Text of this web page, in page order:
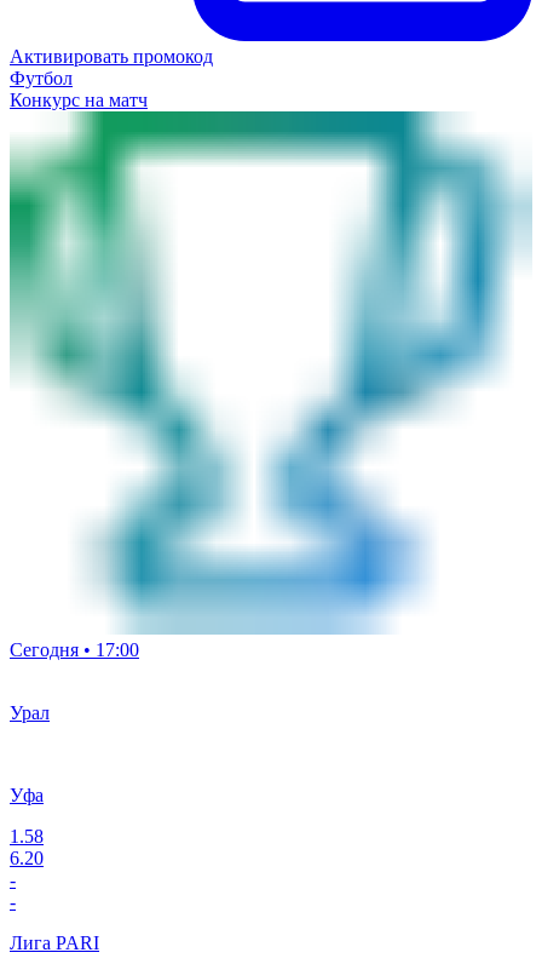
Активировать промокод
Футбол
Конкурс на матч
Сегодня • 17:00
Урал
Уфа
1.58
6.20
-
-
Лига PARI